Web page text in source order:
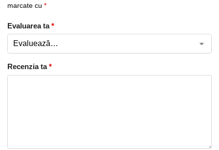
marcate cu *
Evaluarea ta*
Recenzia ta*